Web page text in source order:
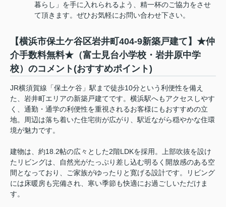
暮らし」を手に入れられるよう、精一杯のご協力をさせ
て頂きます。ぜひお気軽にお問い合わせ下さい。
【横浜市保土ケ谷区岩井町404-9新築戸建て】★仲
介手数料無料★（富士見台小学校・岩井原中学
校）のコメント(おすすめポイント)
JR横須賀線「保土ケ谷」駅まで徒歩10分という利便性を備え
た、岩井町エリアの新築戸建てです。横浜駅へもアクセスしやす
く、通勤・通学の利便性を重視されるお客様にもおすすめの立
地。周辺は落ち着いた住宅街が広がり、駅近ながら穏やかな住環
境が魅力です。
建物は、約18.2帖の広々とした2階LDKを採用。上部吹抜を設け
たリビングは、自然光がたっぷり差し込む明るく開放感のある空
間となっており、ご家族がゆったりと寛げる設計です。リビング
には床暖房も完備され、寒い季節も快適にお過ごしいただけま
す。